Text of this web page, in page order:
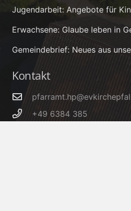
Jugendarbeit: Angebote für
Erwachsene: Glaube leben in
Gemeindebrief: Neues aus
Kontakt
+49 6384 385